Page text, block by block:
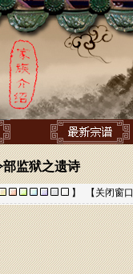
监狱之遗诗
】 【 关闭窗口